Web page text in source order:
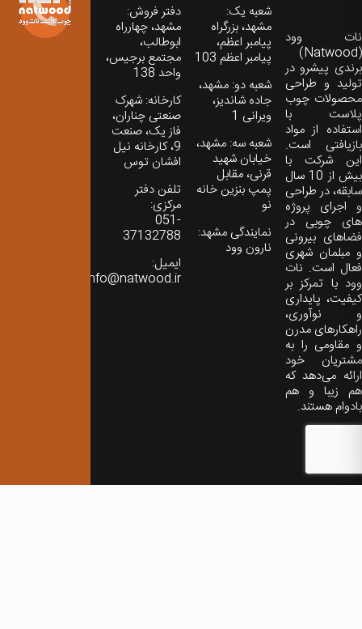
نات‌ وود
(Natwood)
برندی پیشرو در
تولید و طراحی
محصولات چوب
پلاست با
استفاده از مواد
بازیافتی است.
این شرکت با
بیش از 10 سال
سابقه، در طراحی
و اجرای پروژه
های چوبی در
فضاهای بیرونی
و مبلمان شهری
فعال است. نات
وود با تمرکز بر
کیفیت، پایداری
و نوآوری،
راهکارهای مدرن
و مقاومی را به
مشتریان خود
ارائه می‌دهد که
هم زیبا و هم
بادوام هستند.
شعبه یک:
مشهد، بزرگراه
پیامبر اعظم،
پیامبر اعظم 103
شعبه دو: مشهد،
جاده شاندیز،
ویرانی 1
شعبه سه: مشهد،
خیابان شهید
قرنی، مقابل
پمپ بنزین خانه
نو
نمایندگی مشهد:
نارون وود
دفتر فروش:
مشهد، چهارراه
ابوطالب،
مجتمع برجیس،
واحد 138
کارخانه: شهرک
صنعتی چناران،
فاز یک، صنعت
9، کارخانه نیل
افشان توس
تلفن دفتر
مرکزی:
051-
37132788
ایمیل:
info@natwood.ir